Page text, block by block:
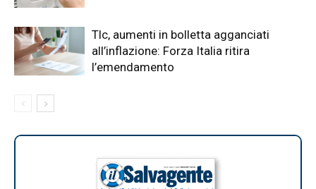
Tlc, aumenti in bolletta agganciati
all’inflazione: Forza Italia ritira
l’emendamento